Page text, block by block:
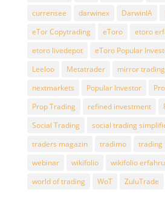
currensee
darwinex DarwinIA
eTor Copytrading
eToro
etoro
etoro livedepot
eToro Popular
Leeloo
Metatrader mirror trading
nextmarkets
Popular Investor
Prop Trading
refined investment
Social Trading
social trading
traders magazin
tradimo trading
webinar
wikifolio
wikifolio
world of trading
WoT ZuluTrade